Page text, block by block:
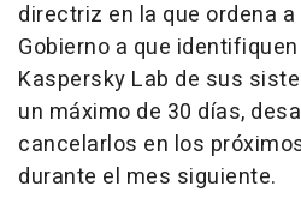
directriz en la que ordena
Gobierno a que
Kaspersky Lab de sus
un máximo de 30 días,
cancelarlos en los
durante el mes siguiente.